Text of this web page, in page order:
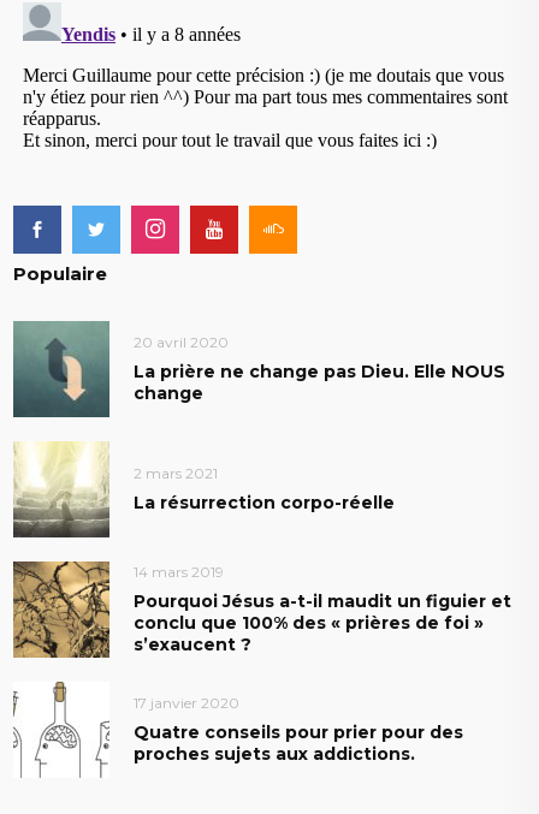
Populaire
20 avril 2020
La prière ne change pas Dieu. Elle NOUS
change
2 mars 2021
La résurrection corpo-réelle
14 mars 2019
Pourquoi Jésus a-t-il maudit un figuier et
conclu que 100% des « prières de foi »
s’exaucent ?
17 janvier 2020
Quatre conseils pour prier pour des
proches sujets aux addictions.